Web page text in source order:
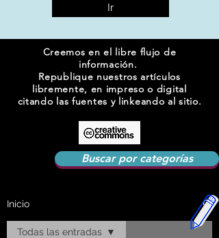
Ir
Creemos en el libre flujo de
información.
Republique nuestros artículos
libremente, en impreso o digital
citando las fuentes y linkeando al sitio.
Buscar por categorías
Inicio
Todas las entradas